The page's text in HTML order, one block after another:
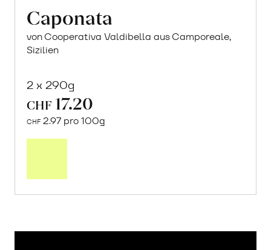
Caponata
von Cooperativa Valdibella aus Camporeale,
Sizilien
2 x 290g
CHF 17.20
CHF 2.97 pro 100g